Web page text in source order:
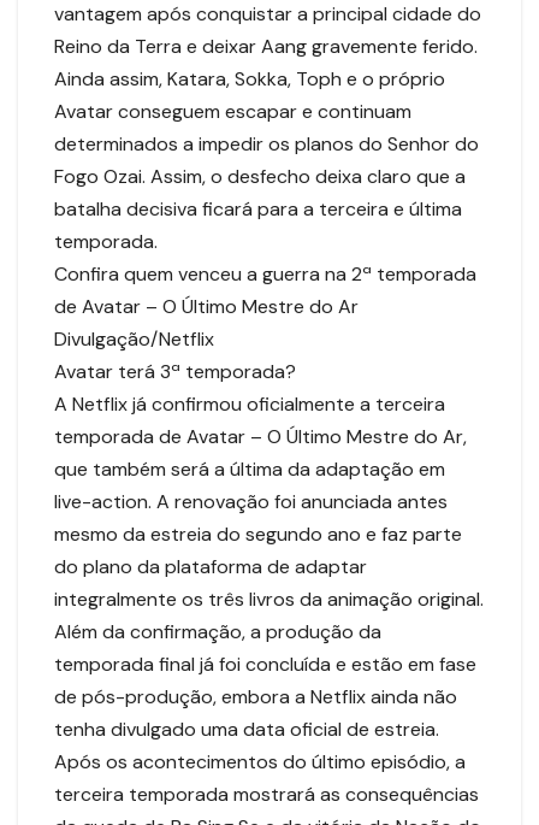
vantagem após conquistar a principal cidade do
Reino da Terra e deixar Aang gravemente ferido.
Ainda assim, Katara, Sokka, Toph e o próprio
Avatar conseguem escapar e continuam
determinados a impedir os planos do Senhor do
Fogo Ozai. Assim, o desfecho deixa claro que a
batalha decisiva ficará para a terceira e última
temporada.
Confira quem venceu a guerra na 2ª temporada
de Avatar – O Último Mestre do Ar
Divulgação/Netflix
Avatar terá 3ª temporada?
A Netflix já confirmou oficialmente a terceira
temporada de Avatar – O Último Mestre do Ar,
que também será a última da adaptação em
live-action. A renovação foi anunciada antes
mesmo da estreia do segundo ano e faz parte
do plano da plataforma de adaptar
integralmente os três livros da animação original.
Além da confirmação, a produção da
temporada final já foi concluída e estão em fase
de pós-produção, embora a Netflix ainda não
tenha divulgado uma data oficial de estreia.
Após os acontecimentos do último episódio, a
terceira temporada mostrará as consequências